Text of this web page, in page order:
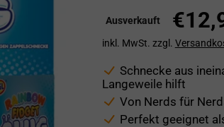
Ausverkauft
inkl. MwSt. zzgl.
Schnecke aus
Langeweile hilft
Von Nerds für
Perfekt geeignet